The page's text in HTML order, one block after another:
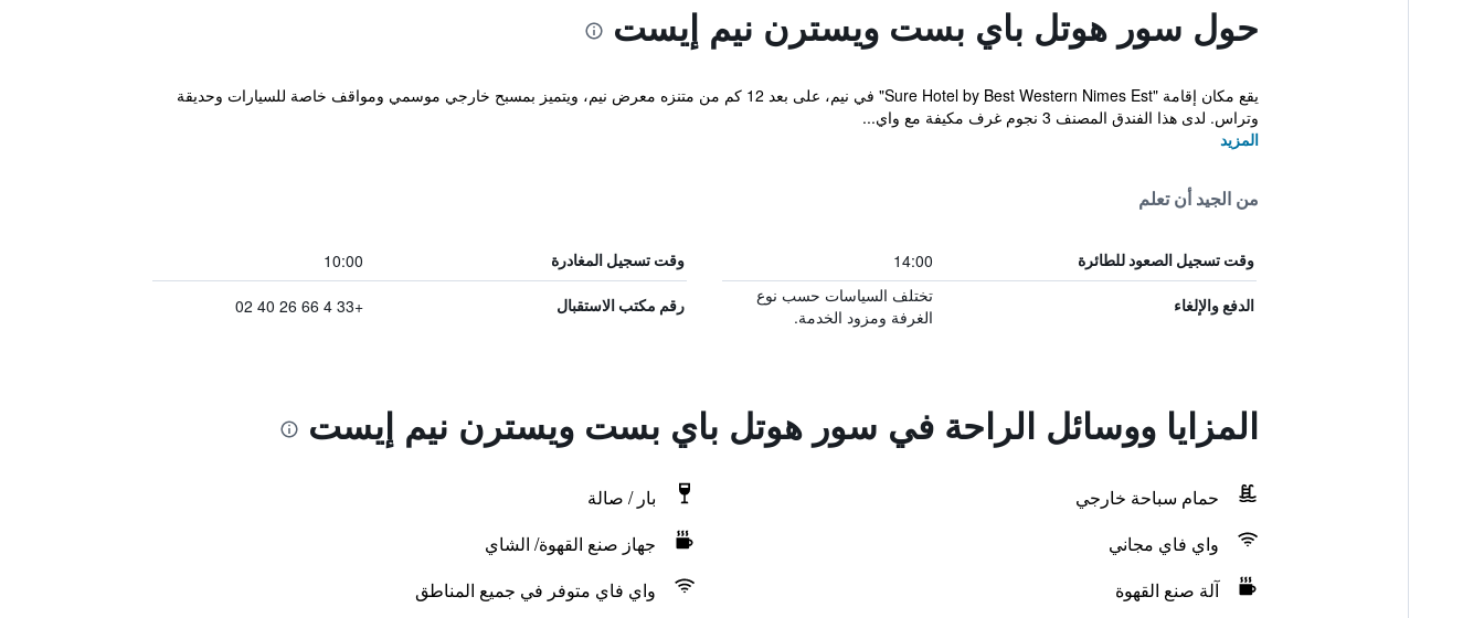
حول سور هوتل باي بست ويسترن نيم إيست
يقع مكان إقامة "Sure Hotel by Best Western Nimes Est" في نيم، على بعد 12 كم من متنزه معرض نيم، ويتميز بمسبح خارجي موسمي ومواقف خاصة للسيارات وحديقة
وتراس. لدى هذا الفندق المصنف 3 نجوم غرف مكيفة مع واي...
المزيد
من الجيد أن تعلم
وقت تسجيل الصعود للطائرة 14:00 وقت تسجيل المغادرة 10:00
الدفع والإلغاء
تختلف السياسات حسب نوع
الغرفة ومزود الخدمة.
رقم مكتب الاستقبال +33 4 66 26 40 02
المزايا ووسائل الراحة في سور هوتل باي بست ويسترن نيم إيست
حمام سباحة خارجي
بار / صالة
واي فاي مجاني
جهاز صنع القهوة/ الشاي
آلة صنع القهوة
واي فاي متوفر في جميع المناطق